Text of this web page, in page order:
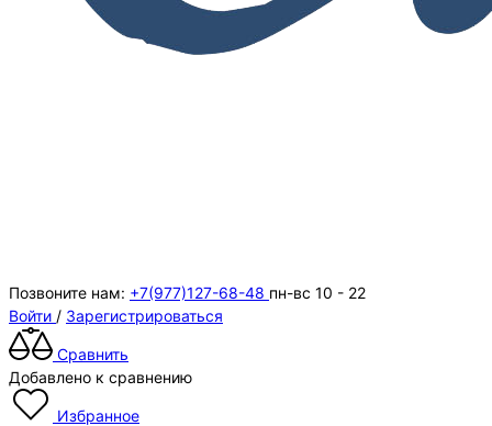
Позвоните нам: +7(977)127-68-48 пн-вс 10 - 22
Войти / Зарегистрироваться
Сравнить
Добавлено к сравнению
Избранное